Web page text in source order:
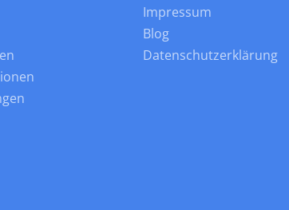
Impressum
Blog
Datenschutzerklärung